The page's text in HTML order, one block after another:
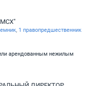
, 1 правопредшественник
арендованным нежилым